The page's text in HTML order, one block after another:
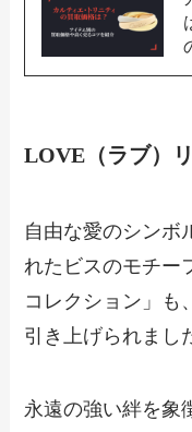
LOVE（ラブ）
自由な愛のシンボ
れたビスのモチー
コレクション」も
引き上げられまし
永遠の強い絆を象